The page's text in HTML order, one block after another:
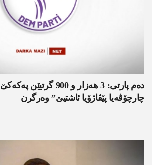
دەم پارتی: 3 ھەزار و 900
چارچۆڤەیا پێڤاژۆیا ئاشتیێ” وەرگرن